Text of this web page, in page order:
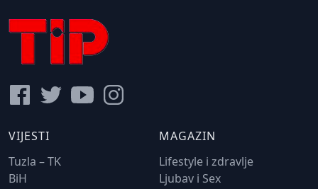
VIJESTI
Tuzla – TK
BiH
MAGAZIN
Lifestyle i zdravlje
Ljubav i Sex